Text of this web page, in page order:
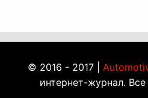
© 2016 - 2017 |
интернет-журнал.